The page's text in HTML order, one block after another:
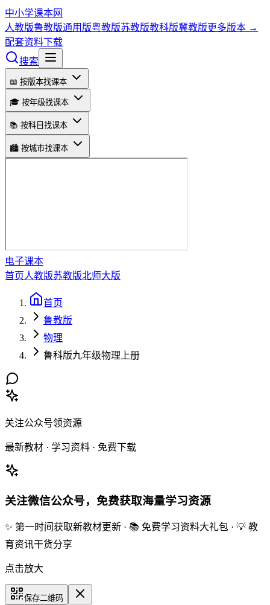
中小学课本网
人教版鲁教版通用版粤教版苏教版教科版冀教版更多版本 →
配套资料下载
搜索
📖 按版本找课本
🎓 按年级找课本
📚 按科目找课本
🏙️ 按城市找课本
电子课本
首页人教版苏教版北师大版
首页
鲁教版
物理
鲁科版九年级物理上册
关注公众号领资源
最新教材 · 学习资料 · 免费下载
关注微信公众号，免费获取海量学习资源
✨ 第一时间获取新教材更新 · 📚 免费学习资料大礼包 · 💡 教
育资讯干货分享
点击放大
保存二维码